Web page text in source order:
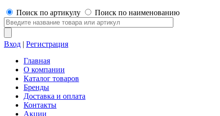
Поиск по артикулу Поиск по наименованию
Вход | Регистрация
Главная
О компании
Каталог товаров
Бренды
Доставка и оплата
Контакты
Акции